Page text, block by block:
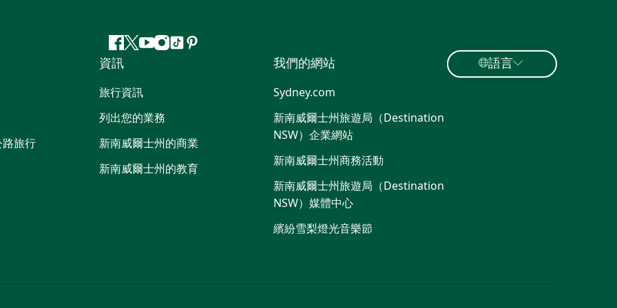
Facebook
嘰
喳
喳
Youtube
Instagram
抖 Pinterest
旅行
資訊
旅行資訊
列出您的業務
新南威爾士州的商業
新南威爾士州的教育
我們的網站
Sydney.com
新南威爾士州旅遊局（Destination
NSW）企業網站
新南威爾士州商務活動
新南威爾士州旅遊局（Destination
NSW）媒體中心
繽紛雪梨燈光音樂節
語言